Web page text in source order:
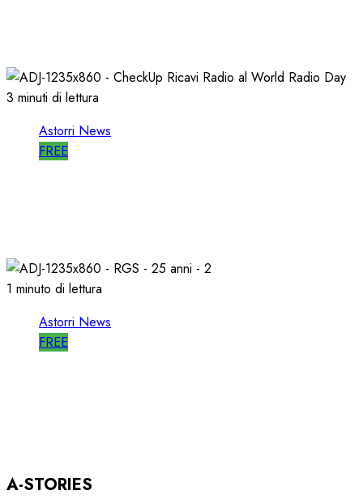
3 minuti di lettura
Astorri News
FREE
1 minuto di lettura
Astorri News
FREE
A-STORIES